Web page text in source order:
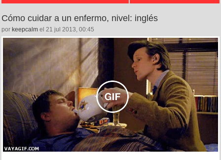
Cómo cuidar a un enfermo, nivel: inglés
por keepcalm el 21 jul 2013, 00:45